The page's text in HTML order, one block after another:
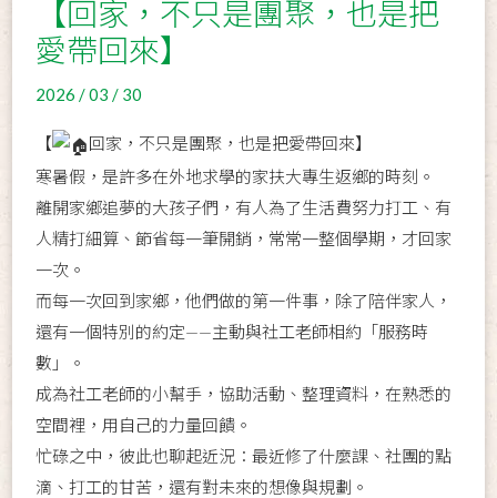
【回家，不只是團聚，也是把
愛帶回來】
2026 / 03 / 30
【
回家，不只是團聚，也是把愛帶回來】
寒暑假，是許多在外地求學的家扶大專生返鄉的時刻。
離開家鄉追夢的大孩子們，有人為了生活費努力打工、有
人精打細算、節省每一筆開銷，常常一整個學期，才回家
一次。
而每一次回到家鄉，他們做的第一件事，除了陪伴家人，
還有一個特別的約定——主動與社工老師相約「服務時
數」。
成為社工老師的小幫手，協助活動、整理資料，在熟悉的
空間裡，用自己的力量回饋。
忙碌之中，彼此也聊起近況：最近修了什麼課、社團的點
滴、打工的甘苦，還有對未來的想像與規劃。